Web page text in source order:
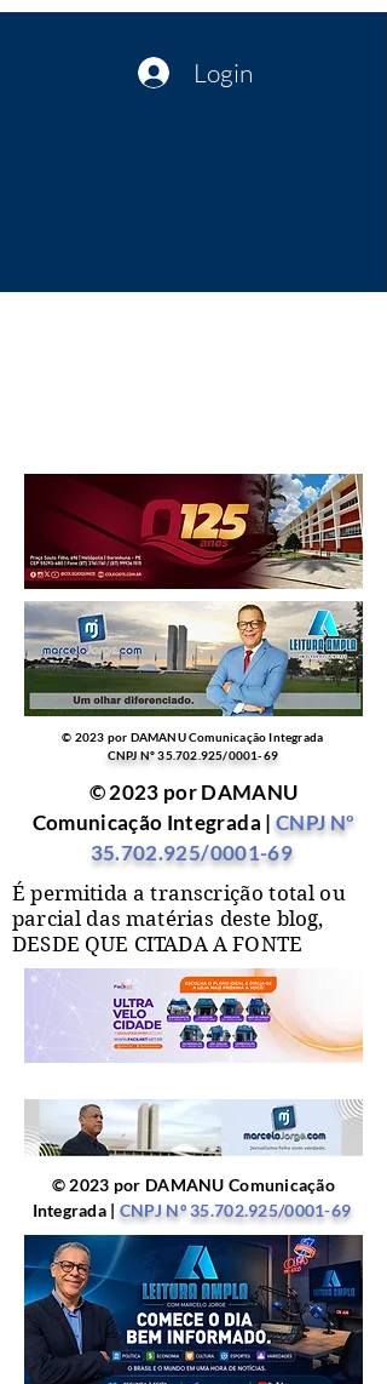
Login
© 2023 por DAMANU Comunicação Integrada
CNPJ Nº35.702.925/0001-69
© 2023 por DAMANU
Comunicação Integrada | CNPJ Nº
35.702.925/0001-69
É permitida a transcrição total ou
parcial das matérias deste blog,
DESDE QUE CITADA A FONTE
© 2023 por DAMANU Comunicação
Integrada | CNPJ Nº35.702.925/0001-69